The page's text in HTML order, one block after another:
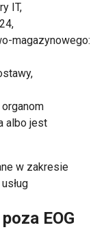
IT,
magazynowego:
albo jest
w zakresie
EOG